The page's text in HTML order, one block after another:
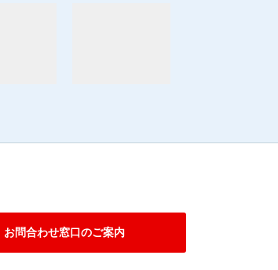
お問合わせ窓口のご案内